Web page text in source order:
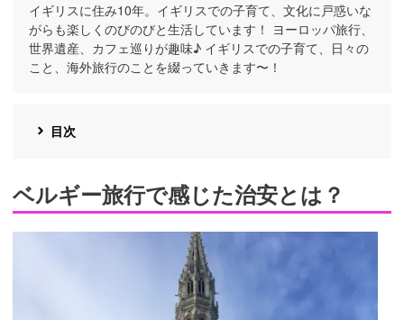
イギリスに住み10年。イギリスでの子育て、文化に戸惑いな
がらも楽しくのびのびと生活しています！ ヨーロッパ旅行、
世界遺産、カフェ巡りが趣味♪ イギリスでの子育て、日々の
こと、海外旅行のことを綴っていきます〜！
目次
ベルギー旅行で感じた治安とは？